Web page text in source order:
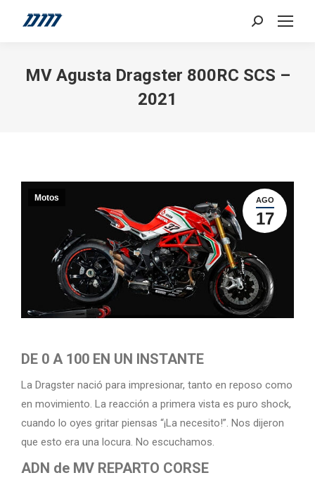
Search:
MV Agusta Dragster 800RC SCS –
2021
AGO
17
Motos
DE 0 A 100 EN UN INSTANTE
La Dragster nació para impresionar, tanto en reposo como
en movimiento. La reacción a primera vista es puro shock,
cuando lo oyes gritar piensas “¡La necesito!”. Nos dijeron
que esto era una locura. No escuchamos.
ADN de MV REPARTO CORSE